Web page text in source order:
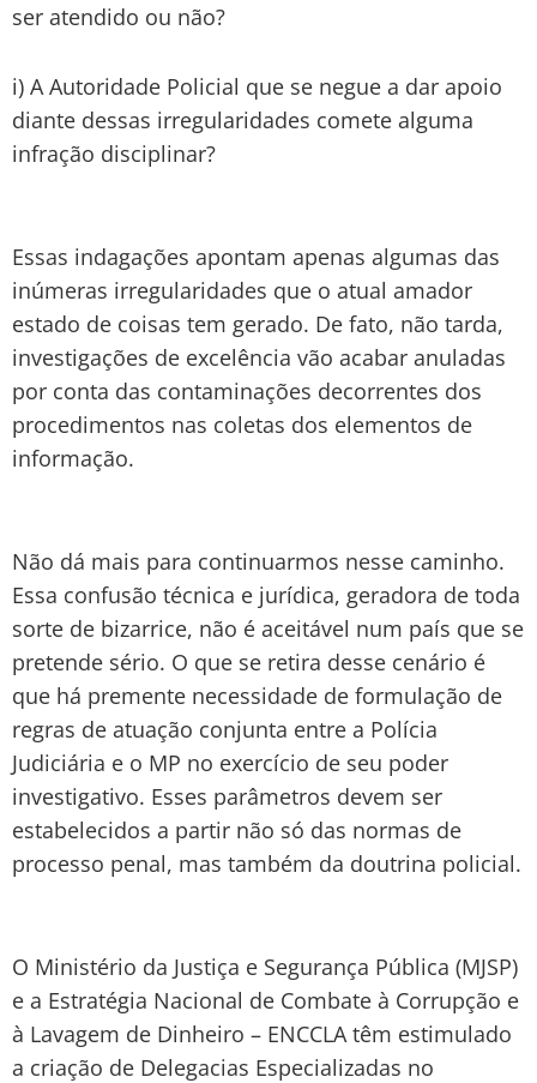
ser atendido ou não?
i) A Autoridade Policial que se negue a dar apoio
diante dessas irregularidades comete alguma
infração disciplinar?
Essas indagações apontam apenas algumas das
inúmeras irregularidades que o atual amador
estado de coisas tem gerado. De fato, não tarda,
investigações de excelência vão acabar anuladas
por conta das contaminações decorrentes dos
procedimentos nas coletas dos elementos de
informação.
Não dá mais para continuarmos nesse caminho.
Essa confusão técnica e jurídica, geradora de toda
sorte de bizarrice, não é aceitável num país que se
pretende sério. O que se retira desse cenário é
que há premente necessidade de formulação de
regras de atuação conjunta entre a Polícia
Judiciária e o MP no exercício de seu poder
investigativo. Esses parâmetros devem ser
estabelecidos a partir não só das normas de
processo penal, mas também da doutrina policial.
O Ministério da Justiça e Segurança Pública (MJSP)
e a Estratégia Nacional de Combate à Corrupção e
à Lavagem de Dinheiro – ENCCLA têm estimulado
a criação de Delegacias Especializadas no